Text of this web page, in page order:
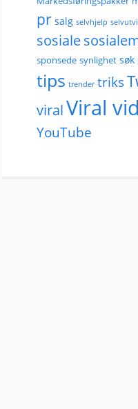
pr salg selvhjelp
sosiale
sponsede synlighet søk
tips trender triks
viralViral
YouTube